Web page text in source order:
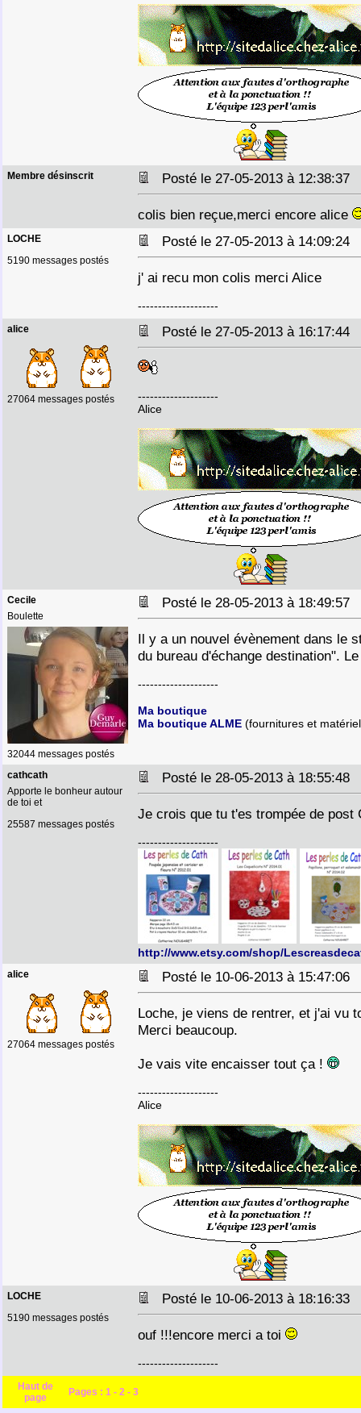
Membre désinscrit Posté le 27-05-2013 à 12:38:37
colis bien reçue,merci encore alice
LOCHE
5190 messages postés
Posté le 27-05-2013 à 14:09:24
j' ai recu mon colis merci Alice
--------------------
alice
27064 messages postés
Posté le 27-05-2013 à 16:17:44
--------------------
Alice
Cecile
Boulette
32044 messages postés
Posté le 28-05-2013 à 18:49:57
Il y a un nouvel évènement dans le
du bureau d'échange destination".
--------------------
Ma boutique
Ma boutique ALME (fournitures et
cathcath
Apporte le bonheur autour
de toi et
25587 messages postés
Posté le 28-05-2013 à 18:55:48
Je crois que tu t'es trompée de
--------------------
http://www.etsy.com/shop/
alice
27064 messages postés
Posté le 10-06-2013 à 15:47:06
Loche, je viens de rentrer, et j'ai vu
Merci beaucoup.
Je vais vite encaisser tout ça !
--------------------
Alice
LOCHE
5190 messages postés
Posté le 10-06-2013 à 18:16:33
ouf !!!encore merci a toi
--------------------
Haut de
page
Pages : 1 - 2 - 3